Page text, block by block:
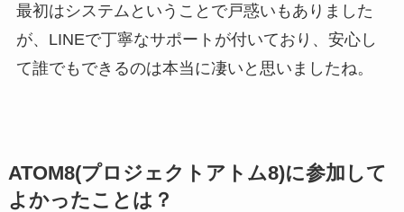
最初はシステムということで戸惑いもありました
が、LINEで丁寧なサポートが付いており、安心し
て誰でもできるのは本当に凄いと思いましたね。
ATOM8(プロジェクトアトム8)に参加して
よかったことは？